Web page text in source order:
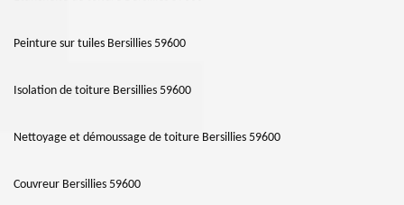
Peinture sur tuiles Bersillies 59600
Isolation de toiture Bersillies 59600
Nettoyage et démoussage de toiture Bersillies 59600
Couvreur Bersillies 59600